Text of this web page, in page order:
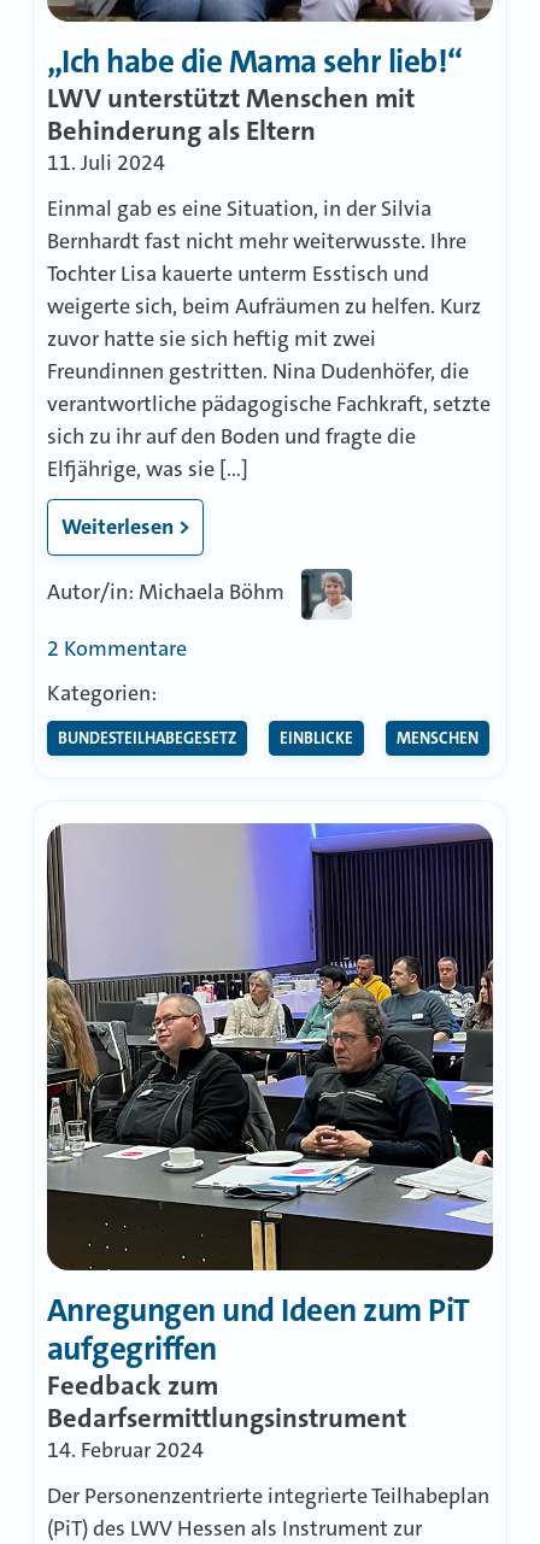
„Ich habe die Mama sehr lieb!“
LWV unterstützt Menschen mit
Behinderung als Eltern
11. Juli 2024
Einmal gab es eine Situation, in der Silvia
Bernhardt fast nicht mehr weiterwusste. Ihre
Tochter Lisa kauerte unterm Esstisch und
weigerte sich, beim Aufräumen zu helfen. Kurz
zuvor hatte sie sich heftig mit zwei
Freundinnen gestritten. Nina Dudenhöfer, die
verantwortliche pädagogische Fachkraft, setzte
sich zu ihr auf den Boden und fragte die
Elfjährige, was sie […]
Weiterlesen >
Autor/in: Michaela Böhm
2 Kommentarezu
die
Kategorien:
BUNDESTEILHABEGESETZ EINBLICKE MENSCHEN
Anregungen und Ideen zum PiT
aufgegriffen
Feedback zum
Bedarfsermittlungsinstrument
14. Februar 2024
Der Personenzentrierte integrierte Teilhabeplan
(PiT) des LWV Hessen als Instrument zur